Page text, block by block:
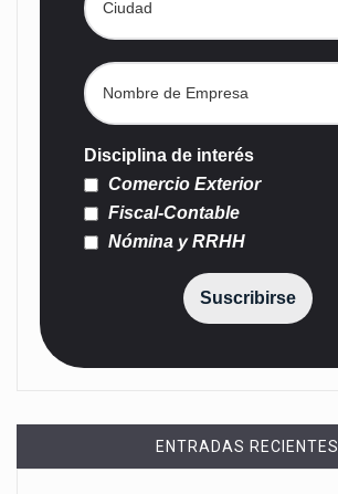
Disciplina de interés
Comercio Exterior
Fiscal-Contable
Nómina y RRHH
Suscribirse
ENTRADAS RECIENTES